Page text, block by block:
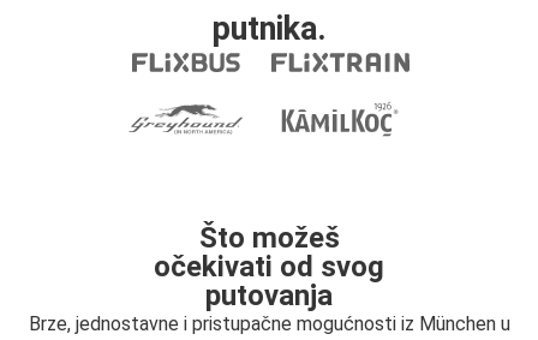
putnika.
Što možeš
očekivati od svog
putovanja
Brze, jednostavne i pristupačne mogućnosti iz München u